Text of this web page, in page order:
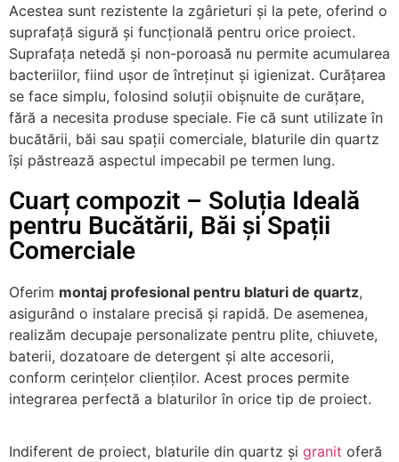
Acestea sunt rezistente la zgârieturi și la pete, oferind o
suprafață sigură și funcțională pentru orice proiect.
Suprafața netedă și non-poroasă nu permite acumularea
bacteriilor, fiind ușor de întreținut și igienizat. Curățarea
se face simplu, folosind soluții obișnuite de curățare,
fără a necesita produse speciale. Fie că sunt utilizate în
bucătării, băi sau spații comerciale, blaturile din quartz
își păstrează aspectul impecabil pe termen lung.
Cuarț compozit – Soluția Ideală
pentru Bucătării, Băi și Spații
Comerciale
Oferim montaj profesional pentru blaturi de quartz,
asigurând o instalare precisă și rapidă. De asemenea,
realizăm decupaje personalizate pentru plite, chiuvete,
baterii, dozatoare de detergent și alte accesorii,
conform cerințelor clienților. Acest proces permite
integrarea perfectă a blaturilor în orice tip de proiect.
Indiferent de proiect, blaturile din quartz și granit oferă